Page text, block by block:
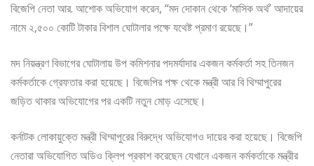
বিজেপি নেতা আর. আশোক অভিযোগ করেন, “মদ দোকান থেকে ‘মাসিক অর্থ’ আদায়ের
নামে ২,৫০০ কোটি টাকার বিশাল ঘোটালার পক্ষে যথেষ্ট প্রমাণ রয়েছে।”
মদ নিয়ন্ত্রণ বিভাগের ঘোটালায় উপ কমিশনার পদমর্যাদার একজন কর্মকর্তা সহ তিনজন
কর্মকর্তাকে গ্রেফতার করা হয়েছে। বিজেপির পক্ষ থেকে মন্ত্রী আর বি থিম্মাপুরের
জড়িত থাকার অভিযোগের পর একটি নতুন মোড় এসেছে।
কর্নাটক লোকায়ুক্তে মন্ত্রী থিম্মাপুরের বিরুদ্ধে অভিযোগও দায়ের করা হয়েছে। বিজেপি
নেতারা অভিযোগিত অডিও ক্লিপ প্রকাশ করেছেন যেখানে একজন কর্মকর্তাকে মন্ত্রীর